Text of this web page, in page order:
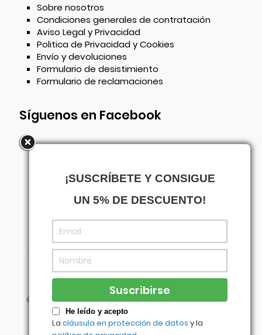
Sobre nosotros
Condiciones generales de contratación
Aviso Legal y Privacidad
Politica de Privacidad y Cookies
Envío y devoluciones
Formulario de desistimiento
Formulario de reclamaciones
Síguenos en Facebook
© Centrowagen- Diseñado con porAgencia
Visual
¡SUSCRÍBETE Y CONSIGUE
UN 5% DE DESCUENTO!
He leído y acepto
La cláusula en protección de datos y la